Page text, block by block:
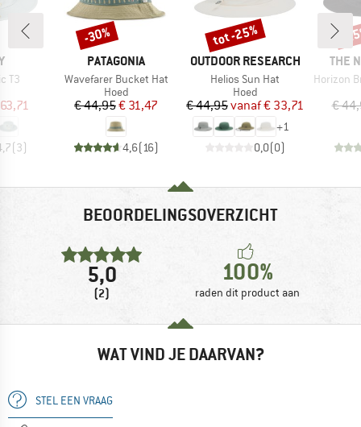
T3
prijs
(3)
MERK
PATAGONIA
Artikel
Wavefarer Bucket Hat
Productgroep
Hoed
Prijs
€ 44,95Verlaagde prijs
€ 31,47
4,6(16)
Korting
-30%
MERK
OUTDOOR RESEARCH
Artikel
Helios Sun Hat
Productgroep
Hoed
Prijs
€ 44,95 Verlaagde prijs
vanaf€ 33,71
+1
0,0(0)
Korting
tot -25%
MERK
THE
Artikel
Horizon
€
-
BEOORDELINGSOVERZICHT
5,0
(2)
100%
raden dit product aan
WAT VIND JE DAARVAN?
STEL EEN VRAAG